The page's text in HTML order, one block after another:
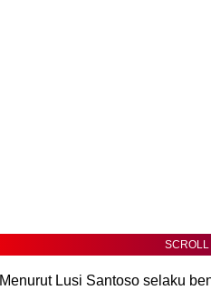
Menurut Lusi Santoso selaku